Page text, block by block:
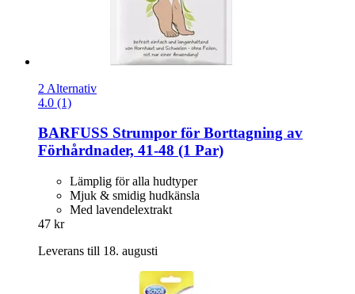
2 Alternativ
4.0 (1)
BARFUSS Strumpor för Borttagning av
Förhårdnader, 41-​48 (1 Par)
Lämplig för alla hudtyper
Mjuk & smidig hudkänsla
Med lavendelextrakt
47 kr
Leverans till 18. augusti